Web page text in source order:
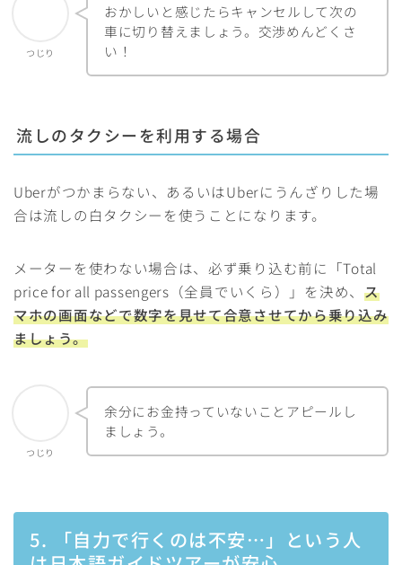
つじり
おかしいと感じたらキャンセルして次の
車に切り替えましょう。交渉めんどくさ
い！
流しのタクシーを利用する場合
Uberがつかまらない、あるいはUberにうんざりした場
合は流しの白タクシーを使うことになります。
メーターを使わない場合は、必ず乗り込む前に「Total
price for all passengers（全員でいくら）」を決め、 ス
マホの画面などで数字を見せて合意させてから乗り込み
ましょう。
つじり
余分にお金持っていないことアピールし
ましょう。
5. 「自力で行くのは不安…」という人